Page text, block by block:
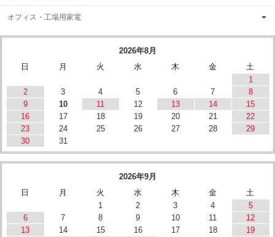
オフィス・工場用家電
2026年8月
日
月 火 水 木 金
土
1
2
3 4 5 6 7
8
9
10 11 12 13 14
15
16
17 18 19 20 21
22
23
24 25 26 27 28
29
30
31
2026年9月
日
月 火 水 木 金
土
1
2 3 4
5
6
7 8 9 10 11
12
13
14 15 16 17 18
19